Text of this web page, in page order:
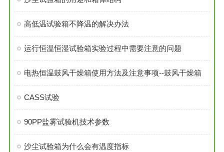
高低温试验箱不降温的解决办法
运行恒温恒湿试验箱实验过程中需要注意的问题
电热恒温鼓风干燥箱使用方法及注意事项--鼓风干燥箱
CASS试验
90PP盐雾试验机技术参数
沙尘试验箱为什么会有温度指标